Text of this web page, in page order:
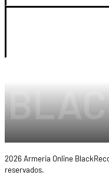
2026 Armeria Online
reservados.